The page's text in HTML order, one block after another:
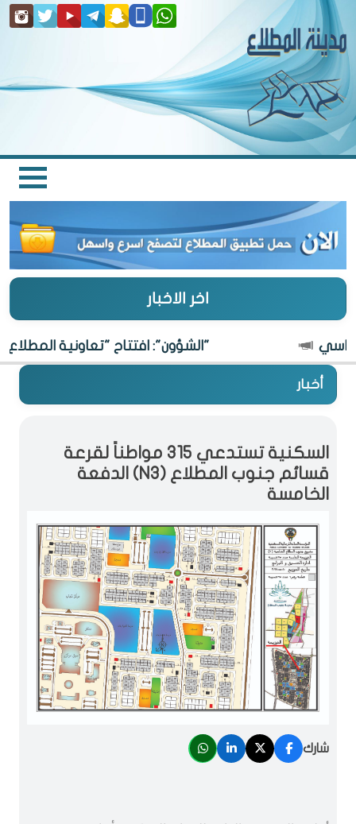
اخر الاخبار
"الشؤون": افتتاح "تعاونية المطلاع" 27 أغسطس
أخبار
السكنية تستدعي 315 مواطناً لقرعة
قسائم جنوب المطلاع (N3) الدفعة
الخامسة
شارك